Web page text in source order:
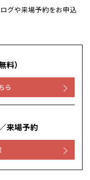
グや来場予約をお申込
料）
ら
来場予約